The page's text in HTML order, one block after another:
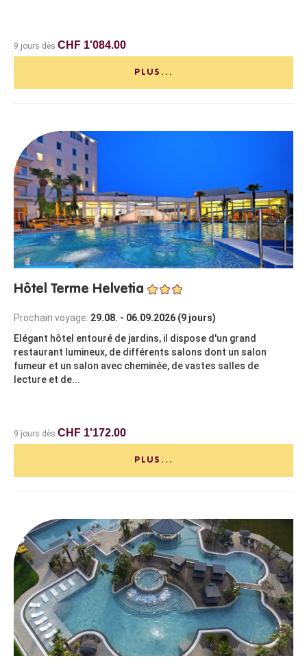
9 jours dès CHF 1'084.00
PLUS...
Hôtel Terme Helvetia
Prochain voyage: 29.08. - 06.09.2026 (9 jours)
Elégant hôtel entouré de jardins, il dispose d'un grand
restaurant lumineux, de différents salons dont un salon
fumeur et un salon avec cheminée, de vastes salles de
lecture et de...
9 jours dès CHF 1'172.00
PLUS...